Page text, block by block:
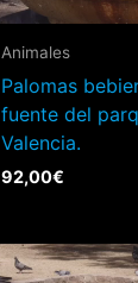
Animales
Palomas
fuente del
Valencia.
92,00€